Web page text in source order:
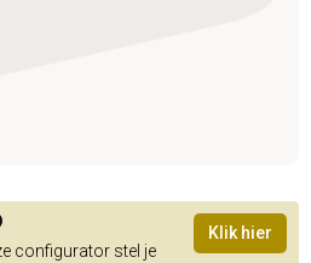
configurator stel je
Klik hier